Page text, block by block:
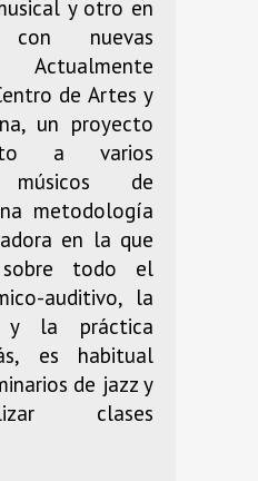
y otro en
con nuevas
Actualmente
de Artes y
un proyecto
a varios
músicos de
metodología
en la que
todo el
auditivo, la
y la práctica
es habitual
de jazz y
clases